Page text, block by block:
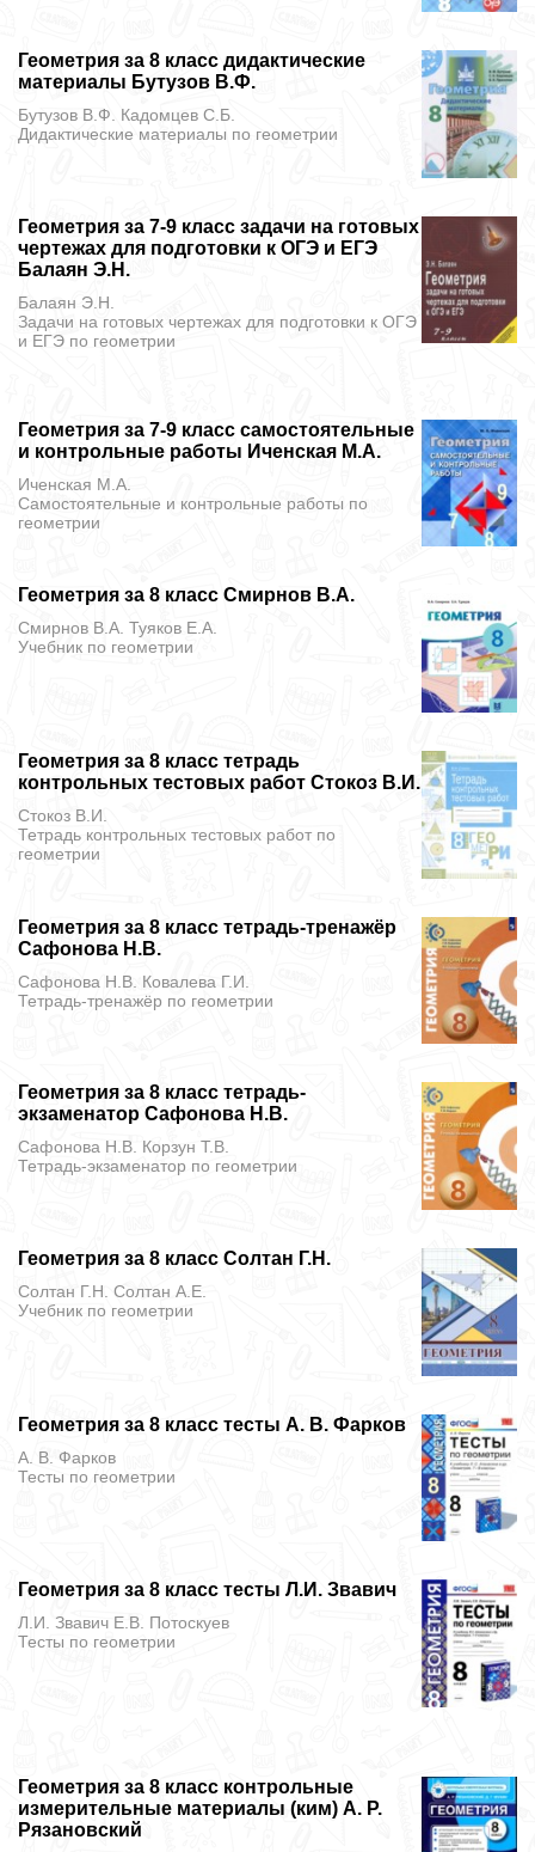
Геометрия за 8 класс дидактические
материалы Бутузов В.Ф.
Бутузов В.Ф. Кадомцев С.Б.
Дидактические материалы по геометрии
Геометрия за 7-9 класс задачи на готовых
чертежах для подготовки к ОГЭ и ЕГЭ
Балаян Э.Н.
Балаян Э.Н.
Задачи на готовых чертежах для подготовки к ОГЭ
и ЕГЭ по геометрии
Геометрия за 7-9 класс самостоятельные
и контрольные работы Иченская М.А.
Иченская М.А.
Самостоятельные и контрольные работы по
геометрии
Геометрия за 8 класс Смирнов В.А.
Смирнов В.А. Туяков Е.А.
Учебник по геометрии
Геометрия за 8 класс тетрадь
контрольных тестовых работ Стокоз В.И.
Стокоз В.И.
Тетрадь контрольных тестовых работ по
геометрии
Геометрия за 8 класс тетрадь-тренажёр
Сафонова Н.В.
Сафонова Н.В. Ковалева Г.И.
Тетрадь-тренажёр по геометрии
Геометрия за 8 класс тетрадь-
экзаменатор Сафонова Н.В.
Сафонова Н.В. Корзун Т.В.
Тетрадь-экзаменатор по геометрии
Геометрия за 8 класс Солтан Г.Н.
Солтан Г.Н. Солтан А.Е.
Учебник по геометрии
Геометрия за 8 класс тесты А. В. Фарков
А. В. Фарков
Тесты по геометрии
Геометрия за 8 класс тесты Л.И. Звавич
Л.И. Звавич Е.В. Потоскуев
Тесты по геометрии
Геометрия за 8 класс контрольные
измерительные материалы (ким) А. Р.
Рязановский